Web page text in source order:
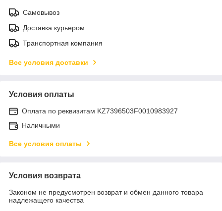
Самовывоз
Доставка курьером
Транспортная компания
Все условия доставки
Условия оплаты
Оплата по реквизитам KZ7396503F0010983927
Наличными
Все условия оплаты
Условия возврата
Законом не предусмотрен возврат и обмен данного товара
надлежащего качества